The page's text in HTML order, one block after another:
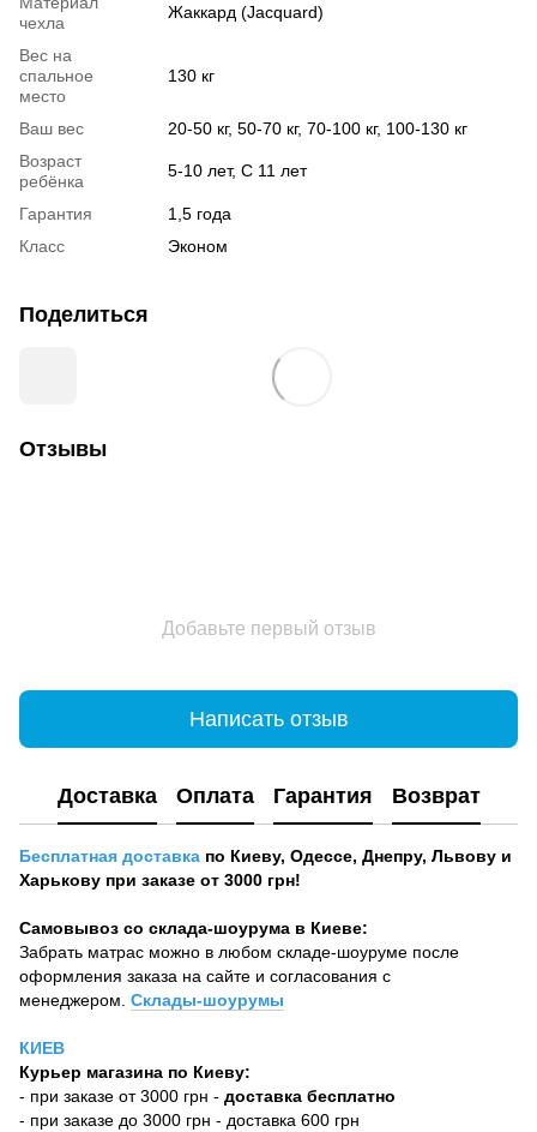
чехла
Жаккард (Jacquard)
Вес на
спальное
место
130 кг
Ваш вес
20-50 кг, 50-70 кг, 70-100 кг, 100-130 кг
Возраст
ребёнка
5-10 лет, С 11 лет
Гарантия
1,5 года
Класс
Эконом
Поделиться
Отзывы
Добавьте первый отзыв
Написать отзыв
Доставка Оплата Гарантия Возврат
Бесплатная доставка по Киеву, Одессе, Днепру, Львову и
Харькову при заказе от 3000 грн!
Самовывоз со склада-шоурума в Киеве:
Забрать матрас можно в любом складе-шоуруме после
оформления заказа на сайте и согласования с
менеджером. Склады-шоурумы
КИЕВ
Курьер магазина по Киеву:
- при заказе от 3000 грн - доставка бесплатно
- при заказе до 3000 грн - доставка 600 грн